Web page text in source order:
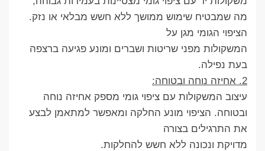
מה שמבטיח שימוש ממושך ללא חשש מבלאי או נזק.
הציפוי הגומי מגן על
המשקולות מפני שריטות ושברים ומונע פגיעה ברצפה
בעת נפילה.
2. אחיזה נוחה ובטוחה:
עיצוב המשקולות עם ציפוי גומי מספק אחיזה נוחה
ובטוחה. הציפוי מונע החלקה ומאפשר למתאמן לבצע
את התרגילים בצורה
מדויקת ונכונה ללא חשש להחלקות.